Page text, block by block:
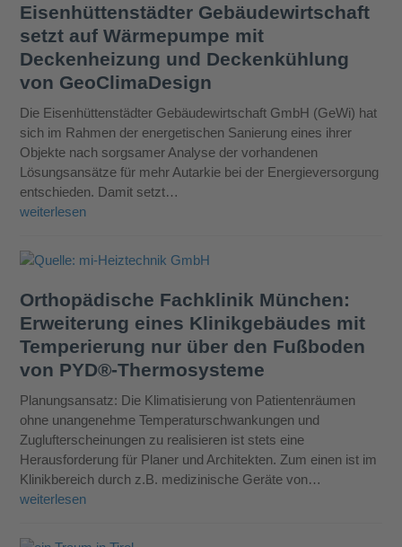
Eisenhüttenstädter Gebäudewirtschaft
setzt auf Wärmepumpe mit
Deckenheizung und Deckenkühlung
von GeoClimaDesign
Die Eisenhüttenstädter Gebäudewirtschaft GmbH (GeWi) hat
sich im Rahmen der energetischen Sanierung eines ihrer
Objekte nach sorgsamer Analyse der vorhandenen
Lösungsansätze für mehr Autarkie bei der Energieversorgung
entschieden. Damit setzt…
weiterlesen
Orthopädische Fachklinik München:
Erweiterung eines Klinikgebäudes mit
Temperierung nur über den Fußboden
von PYD®-Thermosysteme
Planungsansatz: Die Klimatisierung von Patientenräumen
ohne unangenehme Temperaturschwankungen und
Zuglufterscheinungen zu realisieren ist stets eine
Herausforderung für Planer und Architekten. Zum einen ist im
Klinikbereich durch z.B. medizinische Geräte von…
weiterlesen